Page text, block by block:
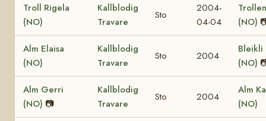
Troll Rigela
(NO)
Kallblodig
Travare
Sto
2004-
04-04
(NO)
Alm Elaisa
(NO)
Kallblodig
Travare
Sto 2004
Bleikli
(NO)
Alm Gerri
(NO) 📷
Kallblodig
Travare
Sto 2004
Alm
(NO)